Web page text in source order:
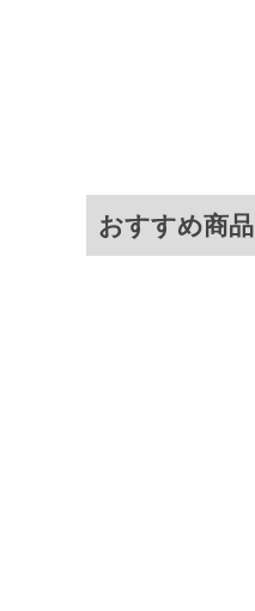
おすすめ商品